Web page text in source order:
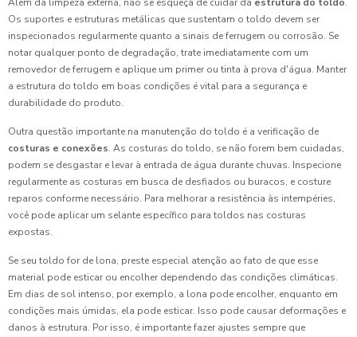
Além da limpeza externa, não se esqueça de cuidar da estrutura do toldo.
Os suportes e estruturas metálicas que sustentam o toldo devem ser
inspecionados regularmente quanto a sinais de ferrugem ou corrosão. Se
notar qualquer ponto de degradação, trate imediatamente com um
removedor de ferrugem e aplique um primer ou tinta à prova d'água. Manter
a estrutura do toldo em boas condições é vital para a segurança e
durabilidade do produto.
Outra questão importante na manutenção do toldo é a verificação de
costuras e conexões. As costuras do toldo, se não forem bem cuidadas,
podem se desgastar e levar à entrada de água durante chuvas. Inspecione
regularmente as costuras em busca de desfiados ou buracos, e costure
reparos conforme necessário. Para melhorar a resistência às intempéries,
você pode aplicar um selante específico para toldos nas costuras
expostas.
Se seu toldo for de lona, preste especial atenção ao fato de que esse
material pode esticar ou encolher dependendo das condições climáticas.
Em dias de sol intenso, por exemplo, a lona pode encolher, enquanto em
condições mais úmidas, ela pode esticar. Isso pode causar deformações e
danos à estrutura. Por isso, é importante fazer ajustes sempre que